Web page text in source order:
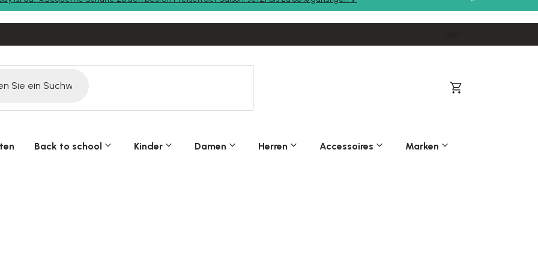
Warenkorb
Back to school Kinder Damen Herren Accessoires Marken